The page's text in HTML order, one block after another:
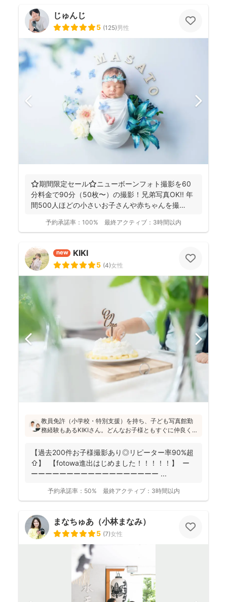
じゅんじ
5 (125)男性
⭐️期間限定セール⭐️ニューボーンフォト撮影を60
分料金で90分（50枚〜）の撮影！兄弟写真OK!! 年
間500人ほどの小さいお子さんや赤ちゃんを撮
予約承諾率： 100% 最終アクティブ： 3時間以内
new KIKI
5 (4)女性
教員免許（小学校・特別支援）を持ち、子ども写真館勤
務経験もあるKIKIさん。どんなお子様ともすぐに仲良くな
を引き出し、日々成長している大切な瞬間を写真に記録
することを大切にされています(^^)
【過去200件お子様撮影あり◎リピーター率90%超
⇧】 【fotowa進出はじめました！！！！！】 ー
ーーーーーーーーーーーーーーーーーー ...
予約承諾率： 50% 最終アクティブ： 3時間以内
まなちゅあ（小林まなみ）
5 (7)女性